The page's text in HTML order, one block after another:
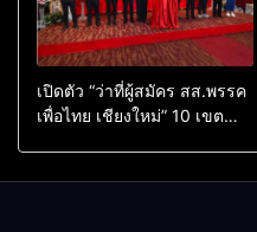
เปิดตัว “ว่าที่ผู้สมัคร สส.พรรค
เพื่อไทย เชียงใหม่” 10 เขต